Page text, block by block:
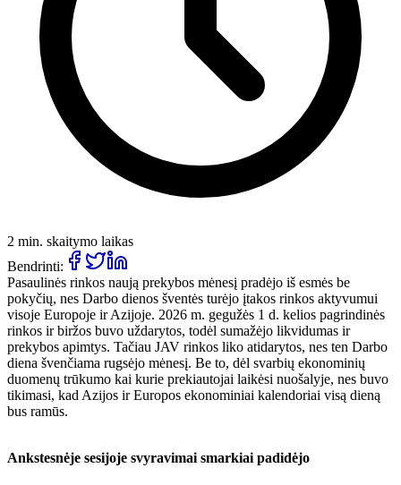
2 min. skaitymo laikas
Bendrinti:
Pasaulinės rinkos naują prekybos mėnesį pradėjo iš esmės be
pokyčių, nes Darbo dienos šventės turėjo įtakos rinkos aktyvumui
visoje Europoje ir Azijoje. 2026 m. gegužės 1 d. kelios pagrindinės
rinkos ir biržos buvo uždarytos, todėl sumažėjo likvidumas ir
prekybos apimtys. Tačiau JAV rinkos liko atidarytos, nes ten Darbo
diena švenčiama rugsėjo mėnesį. Be to, dėl svarbių ekonominių
duomenų trūkumo kai kurie prekiautojai laikėsi nuošalyje, nes buvo
tikimasi, kad Azijos ir Europos ekonominiai kalendoriai visą dieną
bus ramūs.
Ankstesnėje sesijoje svyravimai smarkiai padidėjo